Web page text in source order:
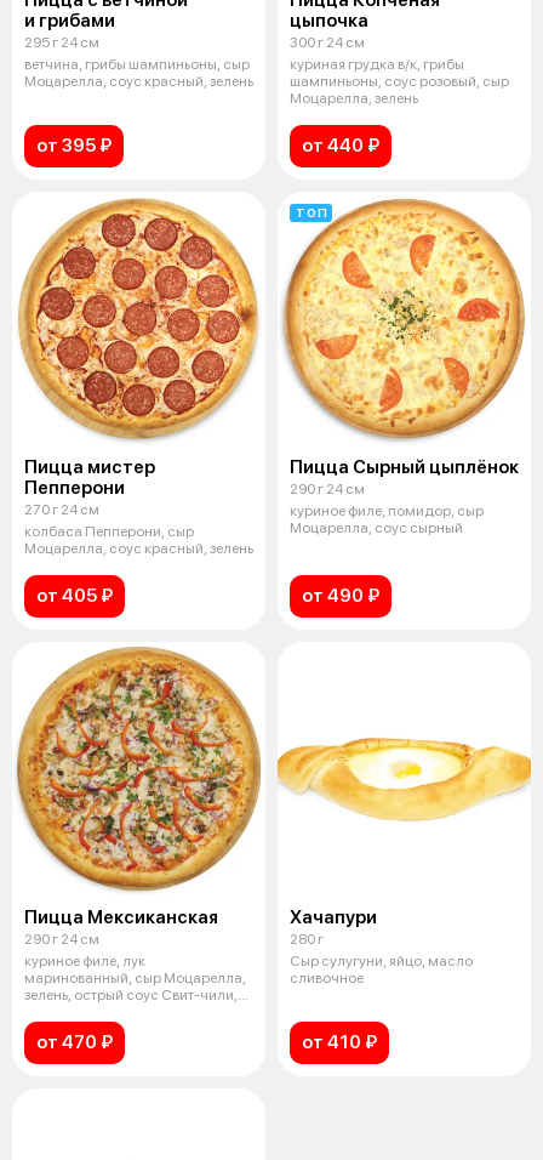
и грибами
295 г 24 см
ветчина, грибы шампиньоны, сыр
Моцарелла, соус красный, зелень
от 395 ₽
цыпочка
300 г 24 см
куриная грудка в/к, грибы
шампиньоны, соус розовый, сыр
Моцарелла, зелень
от 440 ₽
Пицца мистер
Пепперони
270 г 24 см
колбаса Пепперони, сыр
Моцарелла, соус красный, зелень
от 405 ₽
ТОП
Пицца Сырный цыплёнок
290 г 24 см
куриное филе, помидор, сыр
Моцарелла, соус сырный
от 490 ₽
Пицца Мексиканская
290 г 24 см
куриное филе, лук
маринованный, сыр Моцарелла,
зелень, острый соус Свит-чили,
от 470 ₽
Хачапури
280 г
Сыр сулугуни, яйцо, масло
сливочное
от 410 ₽